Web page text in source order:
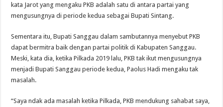
kata Jarot yang mengaku PKB adalah satu di antara partai yang
mengusungnya di periode kedua sebagai Bupati Sintang.
Sementara itu, Bupati Sanggau dalam sambutannya menyebut PKB
dapat bermitra baik dengan partai politik di Kabupaten Sanggau.
Meski, kata dia, ketika Pilkada 2019 lalu, PKB tak ikut mengusungnya
menjadi Bupati Sanggau periode kedua, Paolus Hadi mengaku tak
masalah.
“Saya ndak ada masalah ketika Pilkada, PKB mendukung sahabat saya,